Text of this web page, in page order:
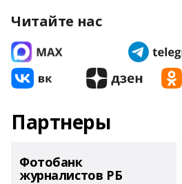
Читайте нас
Партнеры
Фотобанк
журналистов РБ